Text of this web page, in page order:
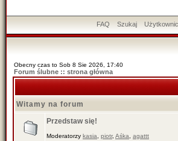
FAQ Szukaj
Obecny czas to Sob 8 Sie 2026, 17:40
Forum ślubne :: strona główna
Witamy na forum
Przedstaw się!
Moderatorzy kasia piotr, Aśka agattt